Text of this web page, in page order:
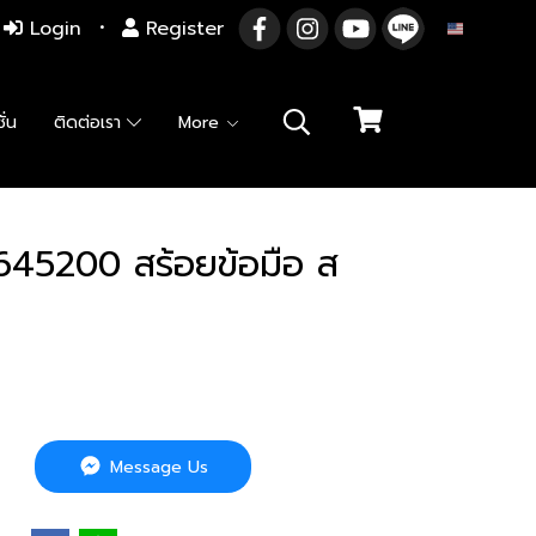
Login Register
น ติดต่อเรา More
สร้อยข้อมือ ส
Message Us